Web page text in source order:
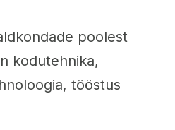
poolest
kodutehnika,
tööstus